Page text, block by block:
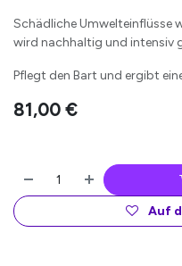
Schädliche Umwelteinflüsse
wird nachhaltig und intensiv
Pflegt den Bart und ergibt
81,00 €
Auf